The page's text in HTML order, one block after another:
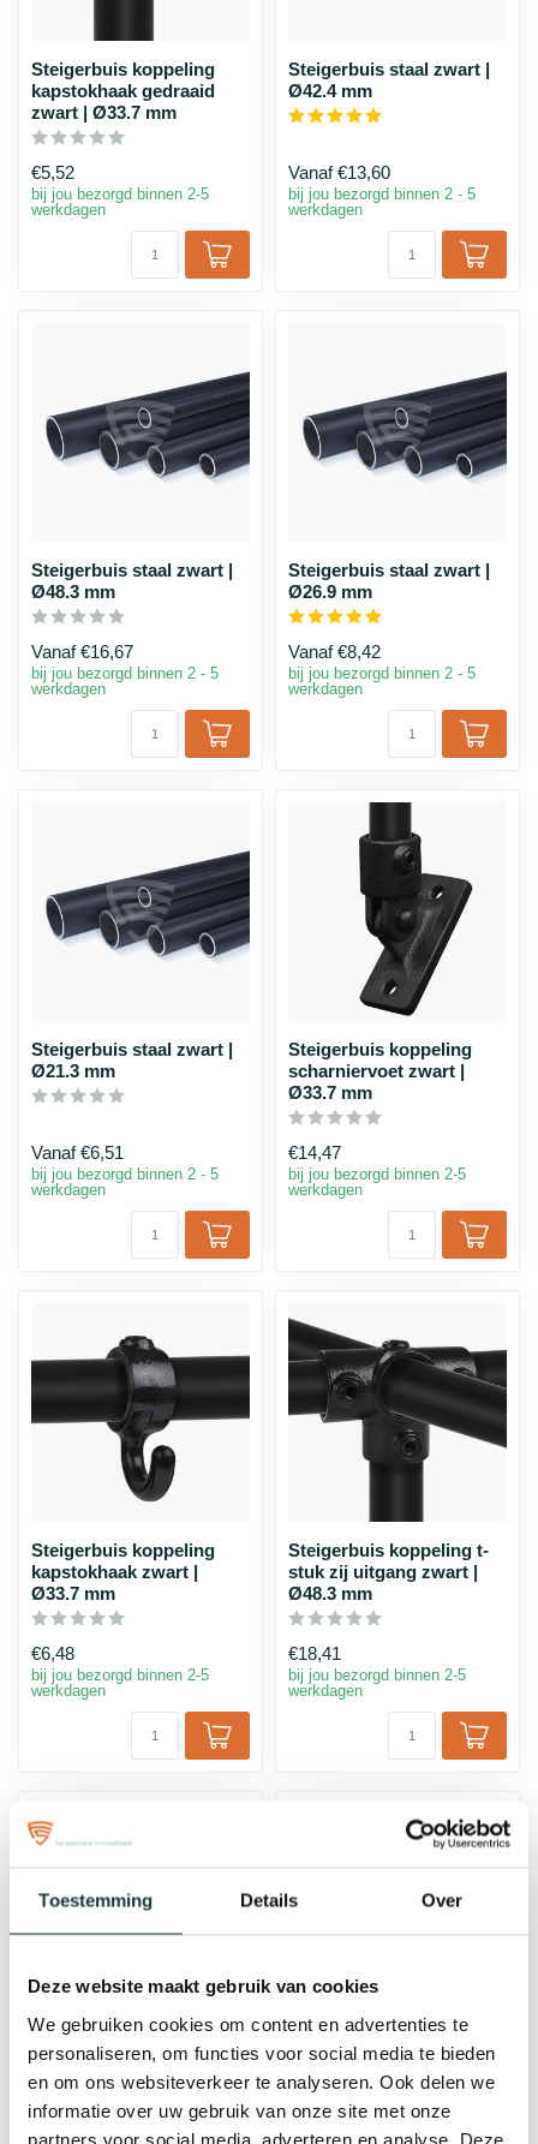
Toestemming Details Over
Deze website maakt gebruik van cookies
We gebruiken cookies om content en advertenties te
personaliseren, om functies voor social media te bieden
en om ons websiteverkeer te analyseren. Ook delen we
informatie over uw gebruik van onze site met onze
partners voor social media, adverteren en analyse. Deze
Steigerbuis koppeling
kapstokhaak gedraaid
zwart | Ø33.7 mm
€5,52
bij jou bezorgd binnen 2-5
werkdagen
Steigerbuis staal zwart |
Ø42.4 mm
Vanaf€13,60
bij jou bezorgd binnen 2 - 5
werkdagen
Steigerbuis staal zwart |
Ø48.3 mm
Vanaf€16,67
bij jou bezorgd binnen 2 - 5
werkdagen
Steigerbuis staal zwart |
Ø26.9 mm
Vanaf€8,42
bij jou bezorgd binnen 2 - 5
werkdagen
Steigerbuis staal zwart |
Ø21.3 mm
Vanaf€6,51
bij jou bezorgd binnen 2 - 5
werkdagen
Steigerbuis koppeling
scharniervoet zwart |
Ø33.7 mm
€14,47
bij jou bezorgd binnen 2-5
werkdagen
Steigerbuis koppeling
kapstokhaak zwart |
Ø33.7 mm
€6,48
bij jou bezorgd binnen 2-5
werkdagen
Steigerbuis koppeling t-
stuk zij uitgang zwart |
Ø48.3 mm
€18,41
bij jou bezorgd binnen 2-5
werkdagen
Steigerbuis koppeling 3-
weg kniestuk 90° zwart |
Ø26.9 mm
Steigerbuis koppeling
koppelstuk zwart | Ø33.7
mm